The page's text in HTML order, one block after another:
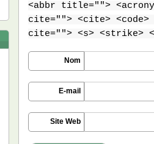
<abbr title="">
cite=""> <cite> <code>
cite=""> <s> <strike>
Nom
E-mail
Site Web